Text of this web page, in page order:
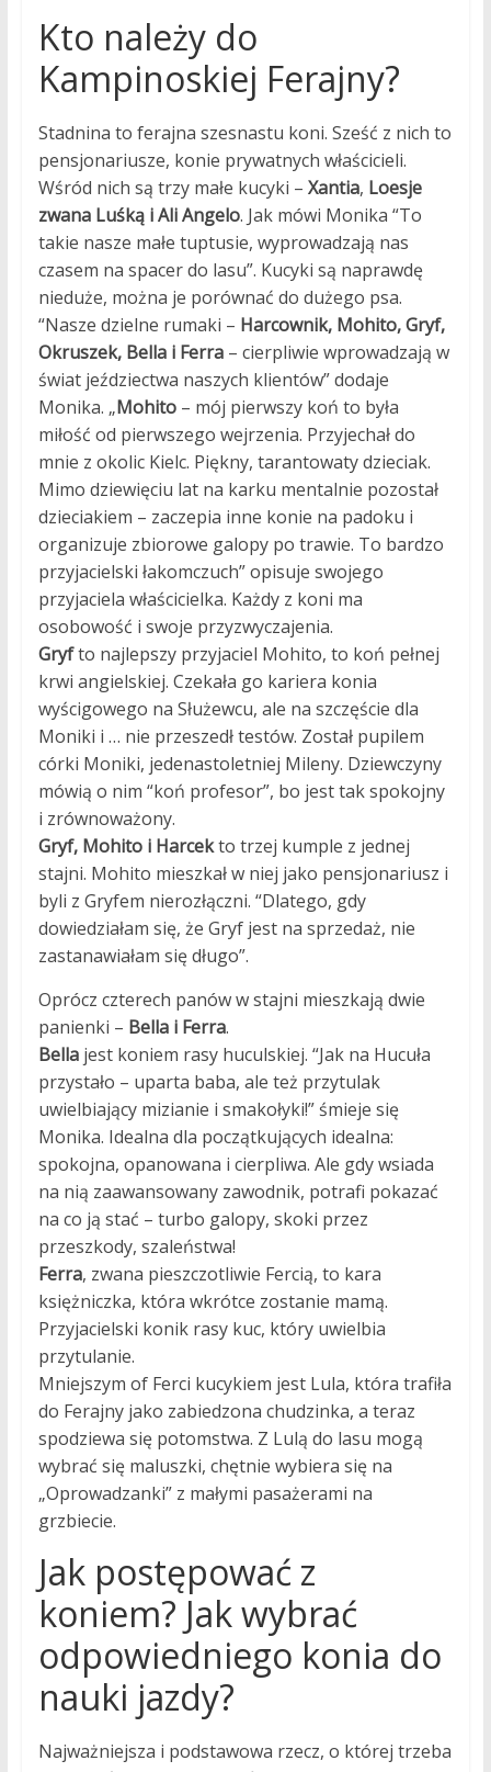
Kto należy do
Kampinoskiej Ferajny?
Stadnina to ferajna szesnastu koni. Sześć z nich to
pensjonariusze, konie prywatnych właścicieli.
Wśród nich są trzy małe kucyki – Xantia, Loesje
zwana Luśką i Ali Angelo. Jak mówi Monika “To
takie nasze małe tuptusie, wyprowadzają nas
czasem na spacer do lasu”. Kucyki są naprawdę
nieduże, można je porównać do dużego psa.
“Nasze dzielne rumaki – Harcownik, Mohito, Gryf,
Okruszek, Bella i Ferra– cierpliwie wprowadzają w
świat jeździectwa naszych klientów” dodaje
Monika. „Mohito– mój pierwszy koń to była
miłość od pierwszego wejrzenia. Przyjechał do
mnie z okolic Kielc. Piękny, tarantowaty dzieciak.
Mimo dziewięciu lat na karku mentalnie pozostał
dzieciakiem – zaczepia inne konie na padoku i
organizuje zbiorowe galopy po trawie. To bardzo
przyjacielski łakomczuch” opisuje swojego
przyjaciela właścicielka. Każdy z koni ma
osobowość i swoje przyzwyczajenia.
Gryfto najlepszy przyjaciel Mohito, to koń pełnej
krwi angielskiej. Czekała go kariera konia
wyścigowego na Służewcu, ale na szczęście dla
Moniki i … nie przeszedł testów. Został pupilem
córki Moniki, jedenastoletniej Mileny. Dziewczyny
mówią o nim “koń profesor”, bo jest tak spokojny
i zrównoważony.
Gryf, Mohito i Harcekto trzej kumple z jednej
stajni. Mohito mieszkał w niej jako pensjonariusz i
byli z Gryfem nierozłączni. “Dlatego, gdy
dowiedziałam się, że Gryf jest na sprzedaż, nie
zastanawiałam się długo”.
Oprócz czterech panów w stajni mieszkają dwie
panienki – Bella i Ferra.
Bellajest koniem rasy huculskiej. “Jak na Hucuła
przystało – uparta baba, ale też przytulak
uwielbiający mizianie i smakołyki!” śmieje się
Monika. Idealna dla początkujących idealna:
spokojna, opanowana i cierpliwa. Ale gdy wsiada
na nią zaawansowany zawodnik, potrafi pokazać
na co ją stać – turbo galopy, skoki przez
przeszkody, szaleństwa!
Ferra, zwana pieszczotliwie Fercią, to kara
księżniczka, która wkrótce zostanie mamą.
Przyjacielski konik rasy kuc, który uwielbia
przytulanie.
Mniejszym of Ferci kucykiem jest Lula, która trafiła
do Ferajny jako zabiedzona chudzinka, a teraz
spodziewa się potomstwa. Z Lulą do lasu mogą
wybrać się maluszki, chętnie wybiera się na
„Oprowadzanki” z małymi pasażerami na
grzbiecie.
Jak postępować z
koniem? Jak wybrać
odpowiedniego konia do
nauki jazdy?
Najważniejsza i podstawowa rzecz, o której trzeba